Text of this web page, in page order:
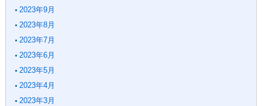
2023年9月
2023年8月
2023年7月
2023年6月
2023年5月
2023年4月
2023年3月